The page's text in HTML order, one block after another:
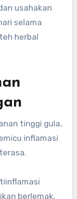
usahakan
selama
herbal
tinggi gula,
inflamasi
berlemak,